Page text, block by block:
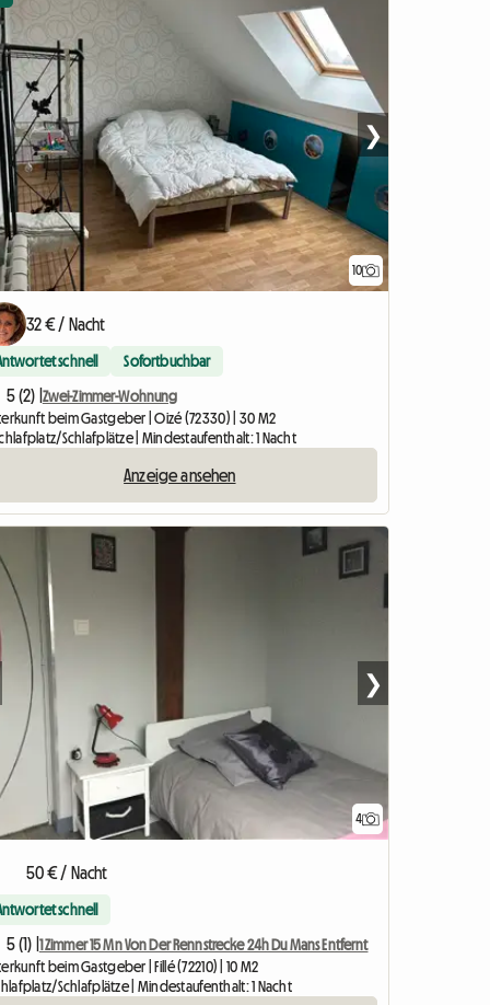
10
❯
32 € / Nacht
schnell Sofortbuchbar
5 (2) | Zwei-Zimmer-Wohnung
beim Gastgeber | Oizé (72330) | 30 M2
Schlafplätze | Mindestaufenthalt: 1 Nacht
Anzeige ansehen
4
❯
50 € / Nacht
schnell
5 (1) | 1 Zimmer 15 Mn Von Der Rennstrecke 24h Du Mans Entfernt
beim Gastgeber | Fillé (72210) | 10 M2
Schlafplätze | Mindestaufenthalt: 1 Nacht